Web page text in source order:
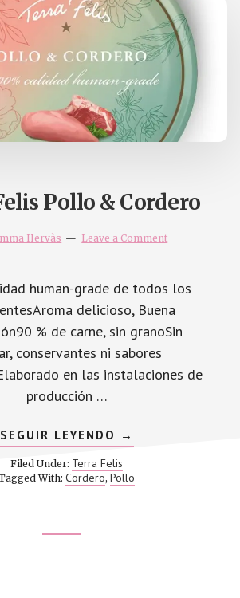
Pollo & Cordero
Hervàs Leave a Comment
human-grade de todos los
delicioso, Buena
% de carne, sin granoSin
conservantes ni sabores
en las instalaciones de
producción …
SEGUIR LEYENDO ABOUT
TERRA
FELIS
POLLO
&
→
Filed Under: Terra Felis
With:Cordero, Pollo